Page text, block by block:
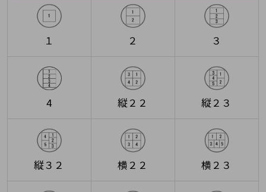
１ ２ ３
4 縦２２ 縦２３
縦３２ 横２２ 横２３